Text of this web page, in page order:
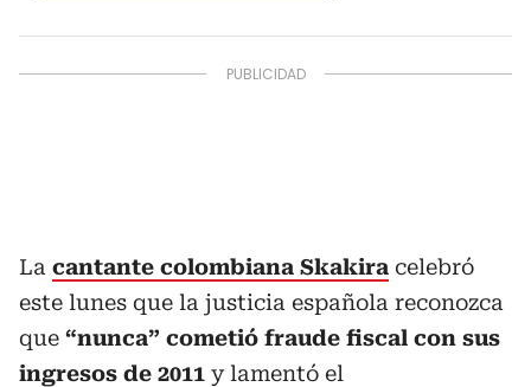
La cantante colombiana Skakira celebró
este lunes que la justicia española reconozca
que “nunca” cometió fraude fiscal con sus
ingresos de 2011 y lamentó el